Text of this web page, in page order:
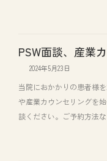
PSW面談、産業
2024年5月23日
当院におかかりの患者様
や産業カウンセリングを
談ください。ご予約方法